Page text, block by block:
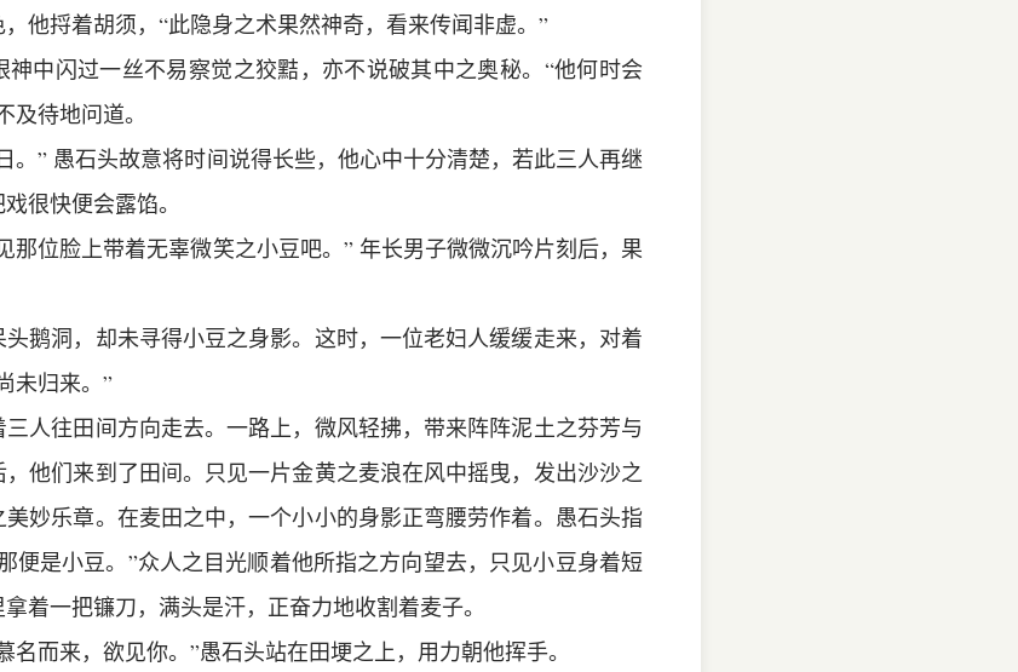
他捋着胡须，“此隐身之术果然神奇，看来传闻非虚。”
中闪过一丝不易察觉之狡黠，亦不说破其中之奥秘。“他何时会
及待地问道。
。” 愚石头故意将时间说得长些，他心中十分清楚，若此三人再继
很快便会露馅。
那位脸上带着无辜微笑之小豆吧。” 年长男子微微沉吟片刻后，果
鹅洞，却未寻得小豆之身影。这时，一位老妇人缓缓走来，对着
未归来。”
人往田间方向走去。一路上，微风轻拂，带来阵阵泥土之芬芳与
他们来到了田间。只见一片金黄之麦浪在风中摇曳，发出沙沙之
妙乐章。在麦田之中，一个小小的身影正弯腰劳作着。愚石头指
便是小豆。”众人之目光顺着他所指之方向望去，只见小豆身着短
着一把镰刀，满头是汗，正奋力地收割着麦子。
名而来，欲见你。”愚石头站在田埂之上，用力朝他挥手。